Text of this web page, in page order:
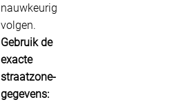
nauwkeurig
volgen.
Gebruik de
exacte
straatzone-
gegevens: